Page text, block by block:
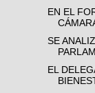
EN EL
SE
EL